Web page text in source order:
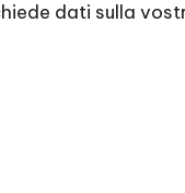
dati sulla